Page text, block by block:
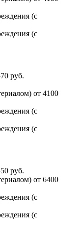
(с
(с
руб.
от 4100
(с
(с
руб.
от 6400
(с
(с